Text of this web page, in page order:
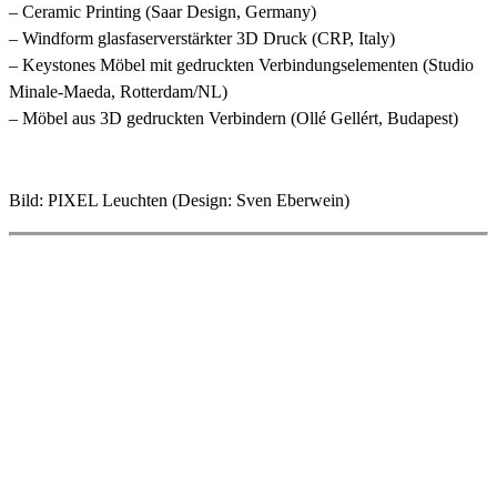
– Ceramic Printing (Saar Design, Germany)
– Windform glasfaserverstärkter 3D Druck (CRP, Italy)
– Keystones Möbel mit gedruckten Verbindungselementen (Studio
Minale-Maeda, Rotterdam/NL)
– Möbel aus 3D gedruckten Verbindern (Ollé Gellért, Budapest)
Bild: PIXEL Leuchten (Design: Sven Eberwein)